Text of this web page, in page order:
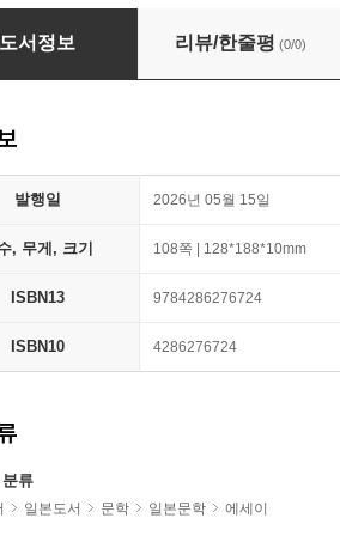
도서정보 리뷰/한줄평 (0/0)
발행일 2026년 05월 15일
, 무게, 크기 108쪽 | 128*188*10mm
ISBN13 9784286276724
ISBN10 4286276724
류
일본도서 문학 일본문학 에세이